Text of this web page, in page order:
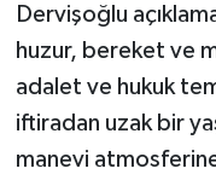
Dervişoğlu
huzur, bereket ve
adalet ve hukuk
iftiradan uzak bir
manevi